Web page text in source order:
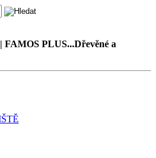
PLUS...Dřevěné a